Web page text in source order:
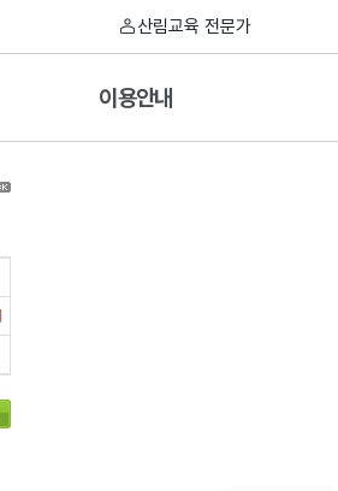
산림교육 전문가
이용안내